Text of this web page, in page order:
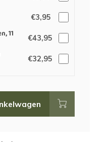
€3,95
11 €43,95
€32,95